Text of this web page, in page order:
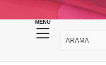
MENU
KINA DÜĞÜN